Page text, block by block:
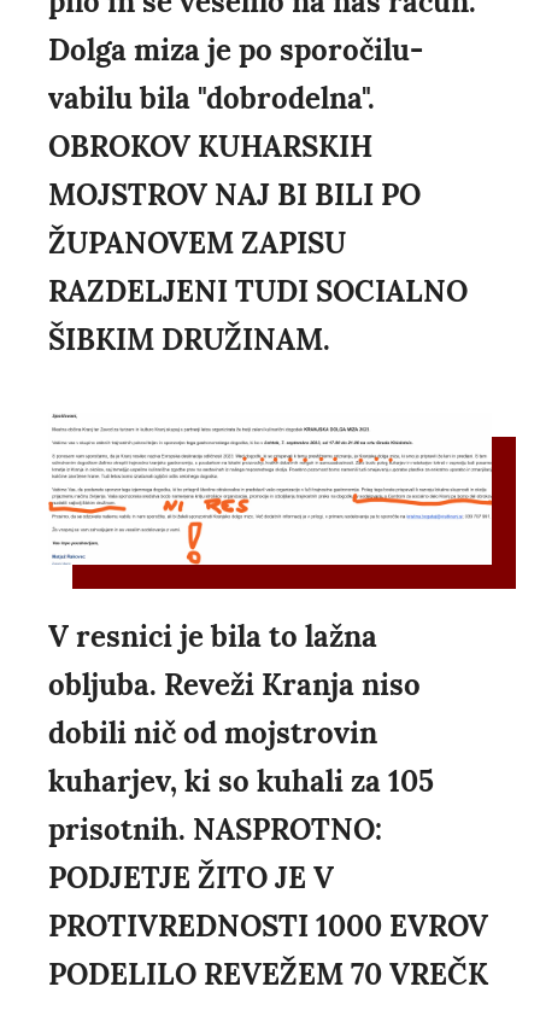
Dolga miza je po sporočilu-
vabilu bila "dobrodelna".
OBROKOV KUHARSKIH
MOJSTROV NAJ BI BILI PO
ŽUPANOVEM ZAPISU
RAZDELJENI TUDI SOCIALNO
ŠIBKIM DRUŽINAM.
V resnici je bila to lažna
obljuba. Reveži Kranja niso
dobili nič od mojstrovin
kuharjev, ki so kuhali za 105
prisotnih. NASPROTNO:
PODJETJE ŽITO JE V
PROTIVREDNOSTI 1000 EVROV
PODELILO REVEŽEM 70 VREČK